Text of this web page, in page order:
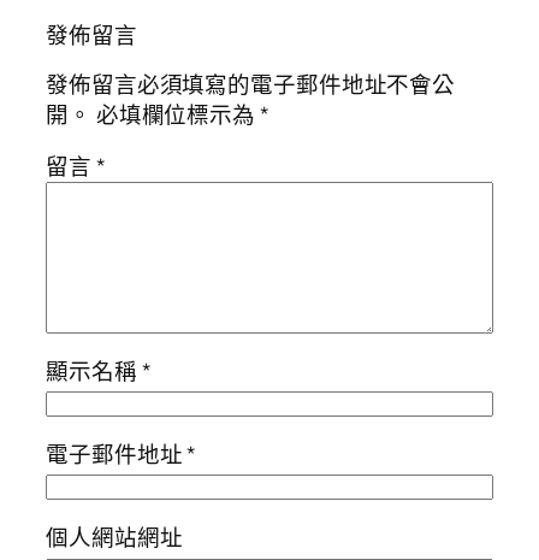
發佈留言
發佈留言必須填寫的電子郵件地址不會公
開。 必填欄位標示為*
留言*
顯示名稱*
電子郵件地址*
個人網站網址